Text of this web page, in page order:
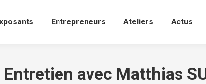
Entrepreneurs Ateliers Actus
Entretien avec Matthias